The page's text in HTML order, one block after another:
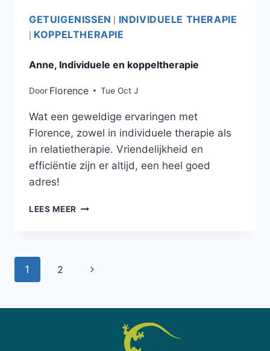
GETUIGENISSEN INDIVIDUELE THERAPIE
KOPPELTHERAPIE
Anne, Individuele en koppeltherapie
Door Florence Tue Oct J
Wat een geweldige ervaringen met
Florence, zowel in individuele therapie als
in relatietherapie. Vriendelijkheid en
efficiëntie zijn er altijd, een heel goed
adres!
LEES MEER
1 2